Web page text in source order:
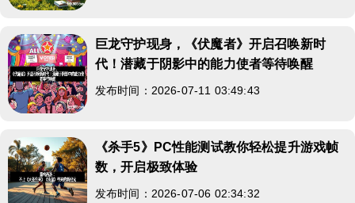
巨龙守护现身，《伏魔者》开启召唤新时
代！潜藏于阴影中的能力使者等待唤醒
发布时间：2026-07-11 03:49:43
《杀手5》PC性能测试教你轻松提升游戏帧
数，开启极致体验
发布时间：2026-07-06 02:34:32